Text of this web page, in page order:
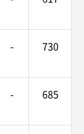
- 730
- 685